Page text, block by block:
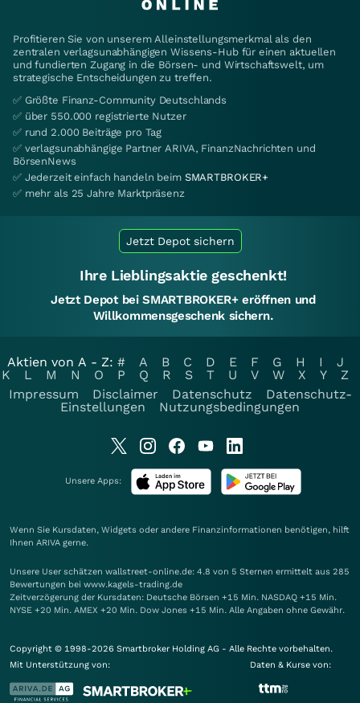
Profitieren Sie von unserem Alleinstellungsmerkmal als den
zentralen verlagsunabhängigen Wissens-Hub für einen aktuellen
und fundierten Zugang in die Börsen- und Wirtschaftswelt, um
strategische Entscheidungen zu treffen.
✅ Größte Finanz-Community Deutschlands
✅ über 550.000 registrierte Nutzer
✅ rund 2.000 Beiträge pro Tag
✅ verlagsunabhängige Partner ARIVA, FinanzNachrichten und
BörsenNews
✅ Jederzeit einfach handeln beim SMARTBROKER+
✅ mehr als 25 Jahre Marktpräsenz
Jetzt Depot sichern
Ihre Lieblingsaktie geschenkt!
Jetzt Depot bei SMARTBROKER+ eröffnen und
Willkommensgeschenk sichern.
Aktien von A - Z: # A B C D E F G H I
J
K
L M N O P Q R S T U V W X Y
Z
Impressum
Disclaimer Datenschutz
Datenschutz-
Einstellungen
Nutzungsbedingungen
Unsere Apps:
Wenn Sie Kursdaten, Widgets oder andere Finanzinformationen benötigen, hilft
Ihnen ARIVA gerne.
Unsere User schätzen wallstreet-online.de: 4.8 von 5 Sternen ermittelt aus 285
Bewertungen bei www.kagels-trading.de
Zeitverzögerung der Kursdaten: Deutsche Börsen +15 Min. NASDAQ +15 Min.
NYSE +20 Min. AMEX +20 Min. Dow Jones +15 Min. Alle Angaben ohne Gewähr.
Copyright © 1998-2026 Smartbroker Holding AG - Alle Rechte vorbehalten.
Mit Unterstützung von:
Daten & Kurse von: